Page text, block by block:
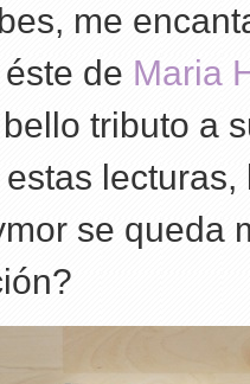
me
de Maria
tributo a
estas
se queda